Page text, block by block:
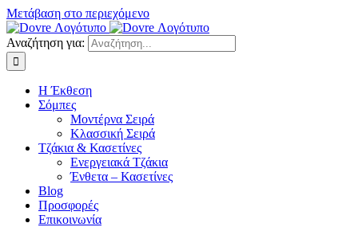
Μετάβαση στο περιεχόμενο
Αναζήτηση για:
Η Έκθεση
Σόμπες
Μοντέρνα Σειρά
Κλασσική Σειρά
Τζάκια & Κασετίνες
Ενεργειακά Τζάκια
Ένθετα – Κασετίνες
Blog
Προσφορές
Επικοινωνία